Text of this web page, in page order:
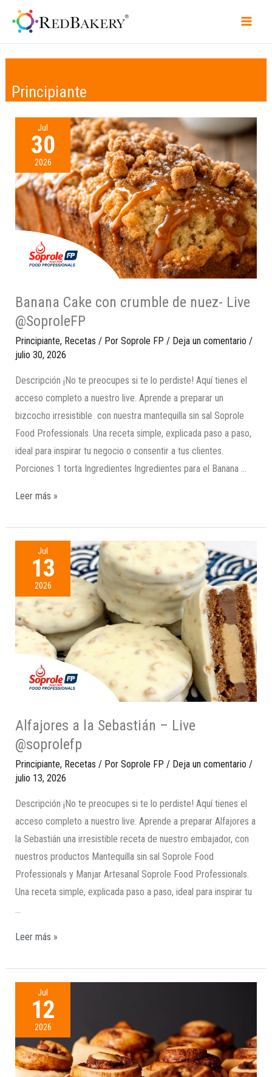
Principiante
Jul
30
2026
Banana Cake con crumble de nuez- Live
@SoproleFP
Principiante, Recetas / Por Soprole FP / Deja un comentario /
julio 30, 2026
Descripción ¡No te preocupes si te lo perdiste! Aquí tienes el
acceso completo a nuestro live. Aprende a preparar un
bizcocho irresistible con nuestra mantequilla sin sal Soprole
Food Professionals. Una receta simple, explicada paso a paso,
ideal para inspirar tu negocio o consentir a tus clientes.
Porciones 1 torta Ingredientes Ingredientes para el Banana …
Leer más »
Jul
13
2026
Alfajores a la Sebastián – Live
@soprolefp
Principiante, Recetas / Por Soprole FP / Deja un comentario /
julio 13, 2026
Descripción ¡No te preocupes si te lo perdiste! Aquí tienes el
acceso completo a nuestro live. Aprende a preparar Alfajores a
la Sebastián una irresistible receta de nuestro embajador, con
nuestros productos Mantequilla sin sal Soprole Food
Professionals y Manjar Artesanal Soprole Food Professionals.
Una receta simple, explicada paso a paso, ideal para inspirar tu
…
Leer más »
Jul
12
2026